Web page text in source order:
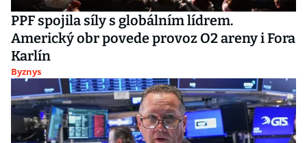
PPF spojila síly s globálním lídrem.
Americký obr povede provoz O2 areny i Fora
Karlín
Byznys